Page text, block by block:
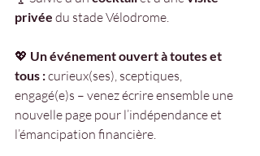
privée du stade Vélodrome.
💖 Un événement ouvert à toutes et
tous : curieux(ses), sceptiques,
engagé(e)s – venez écrire ensemble une
nouvelle page pour l’indépendance et
l’émancipation financière.